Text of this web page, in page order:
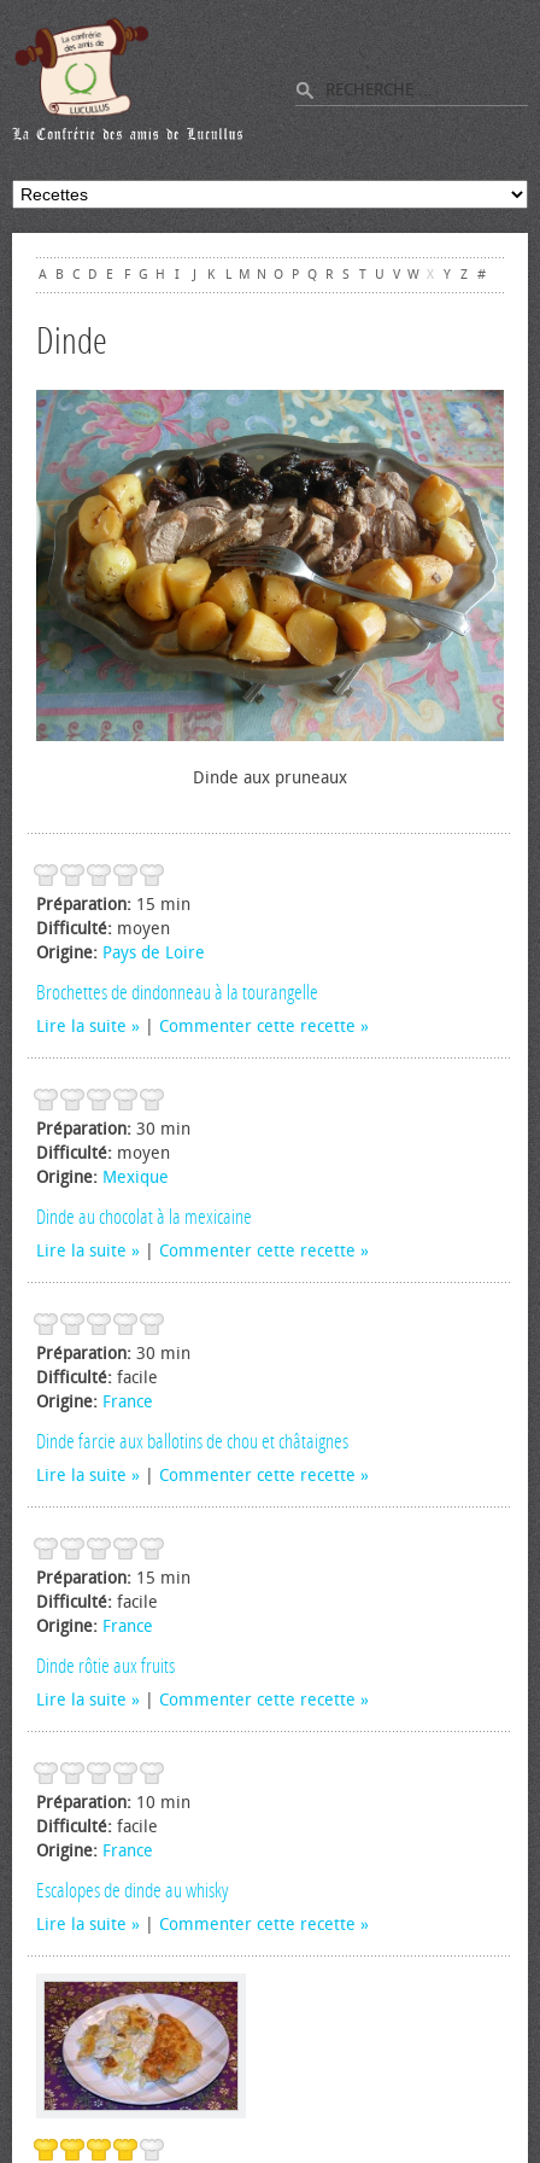
A B C D E F G H I J K L M N O P Q R S T U V W X Y Z #
Dinde
Dinde aux pruneaux
Préparation: 15 min
Difficulté: moyen
Origine: Pays de Loire
Brochettes de dindonneau à la tourangelle
Lire la suite Commenter cette recette
Préparation: 30 min
Difficulté: moyen
Origine: Mexique
Dinde au chocolat à la mexicaine
Lire la suite Commenter cette recette
Préparation: 30 min
Difficulté: facile
Origine: France
Dinde farcie aux ballotins de chou et châtaignes
Lire la suite Commenter cette recette
Préparation: 15 min
Difficulté: facile
Origine: France
Dinde rôtie aux fruits
Lire la suite Commenter cette recette
Préparation: 10 min
Difficulté: facile
Origine: France
Escalopes de dinde au whisky
Lire la suite Commenter cette recette